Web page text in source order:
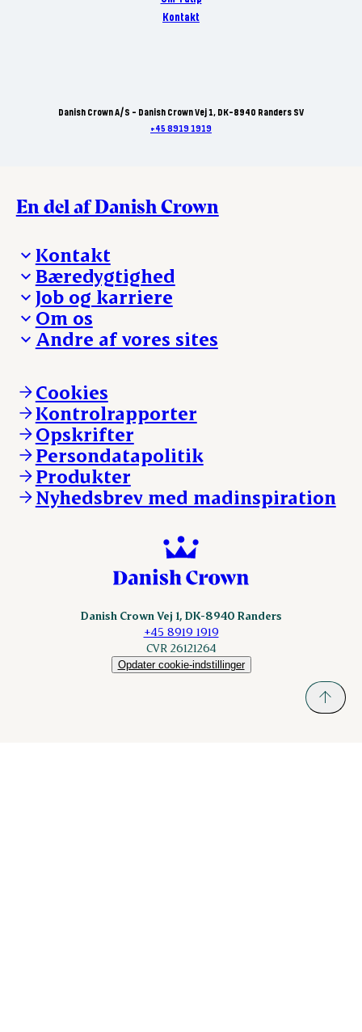
Kontakt
Danish Crown A/S - Danish Crown Vej 1, DK-8940 Randers SV
+45 8919 1919
En del af Danish Crown
Kontakt
Besøg Danish Crown
Presse og nyheder
Reklamationer
Whistleblower
Øvrige henvendelser
Bæredygtighed
Fra jord til bord
Hverdagen
Ansvarlighed og nøgletal
Job og karriere
Arbejd med os
Ledige stillinger
Om os
Hvem er vi
Vores resultater
Vores lokationer
Kontakt
Andre af vores sites
Andelsejere - kreatur
Danishcrownprofessional.com
DAT-Schaub.com
ESS-FOOD.com
Fonden Dansk Gastronomi
KLS.se
nordicspoor.com
Scanhide.dk
Cookies
Kontrolrapporter
Opskrifter
Persondatapolitik
Produkter
Nyhedsbrev med madinspiration
Danish Crown Vej 1, DK-8940 Randers
+45 8919 1919
CVR 26121264
Opdater cookie-indstillinger